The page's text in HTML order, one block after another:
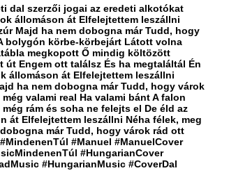
dal szerzői jogai az eredeti alkotókat
állomáson át Elfelejtettem leszállni
Majd ha nem dobogna már Tudd, hogy
bolygón körbe-körbejárt Látott volna
megkopott Ő mindig költözött
út Engem ott találsz És ha megtaláltál Én
állomáson át Elfelejtettem leszállni
ha nem dobogna már Tudd, hogy várok
valami real Ha valami bánt A falon
rám és soha ne felejts el De éld az
Elfelejtettem leszállni Néha félek, meg
már Tudd, hogy várok rád ott
#Manuel #ManuelCover
#HungarianCover
#HungarianMusic #CoverDal